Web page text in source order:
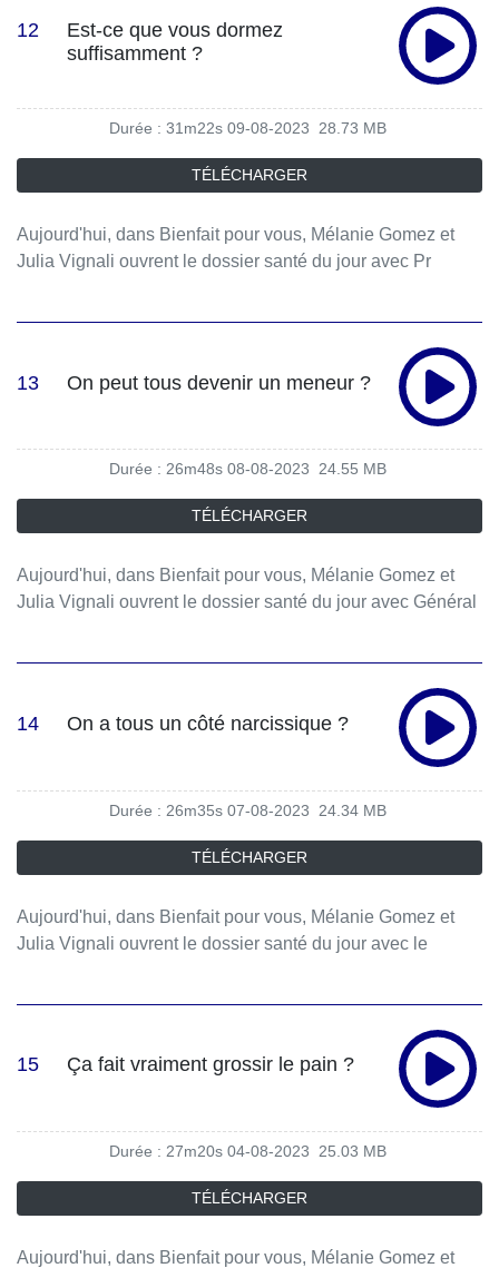
12
Est-ce que vous dormez
suffisamment ?
Durée : 31m22s 09-08-2023 28.73 MB
TÉLÉCHARGER
Aujourd'hui, dans Bienfait pour vous, Mélanie Gomez et
Julia Vignali ouvrent le dossier santé du jour avec Pr
13 On peut tous devenir un meneur ?
Durée : 26m48s 08-08-2023 24.55 MB
TÉLÉCHARGER
Aujourd'hui, dans Bienfait pour vous, Mélanie Gomez et
Julia Vignali ouvrent le dossier santé du jour avec Général
14 On a tous un côté narcissique ?
Durée : 26m35s 07-08-2023 24.34 MB
TÉLÉCHARGER
Aujourd'hui, dans Bienfait pour vous, Mélanie Gomez et
Julia Vignali ouvrent le dossier santé du jour avec le
15 Ça fait vraiment grossir le pain ?
Durée : 27m20s 04-08-2023 25.03 MB
TÉLÉCHARGER
Aujourd'hui, dans Bienfait pour vous, Mélanie Gomez et